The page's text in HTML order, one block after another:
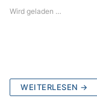
Wird geladen …
WEITERLESEN →